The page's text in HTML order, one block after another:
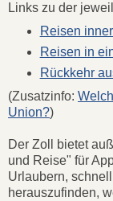
Links zu der
Reisen
Reisen in
Rückkehr
(Zusatzinfo:
Union?)
Der Zoll bietet
und Reise" für
Urlaubern,
herauszufinden,